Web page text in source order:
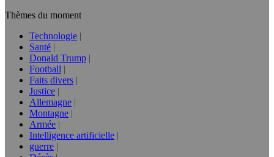
Thèmes du moment
Technologie
Santé
Donald Trump
Football
Faits divers
Justice
Allemagne
Montagne
Armée
Intelligence artificielle
guerre